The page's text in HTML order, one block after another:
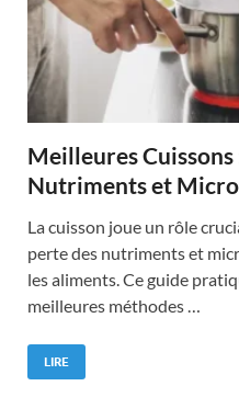
Meilleures
Nutriments et
La cuisson joue un rôle
perte des nutriments et
les aliments. Ce guide
meilleures méthodes …
LIRE